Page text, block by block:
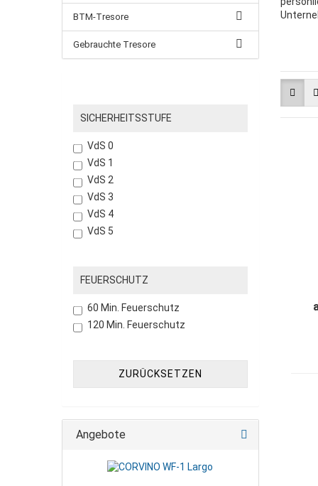
BTM-Tresore
Gebrauchte Tresore
SICHERHEITSSTUFE
VdS 0
VdS 1
VdS 2
VdS 3
VdS 4
VdS 5
FEUERSCHUTZ
60 Min. Feuerschutz
120 Min. Feuerschutz
ZURÜCKSETZEN
Angebote